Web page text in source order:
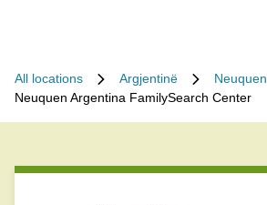
All locations Argjentinë
Neuquen
Neuquen Argentina FamilySearch Center